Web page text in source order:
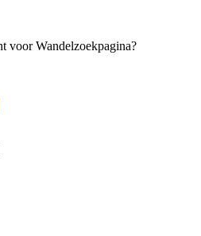
voor Wandelzoekpagina?